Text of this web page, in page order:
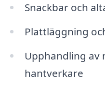
Snackbar och
Plattläggning
Upphandling av
hantverkare